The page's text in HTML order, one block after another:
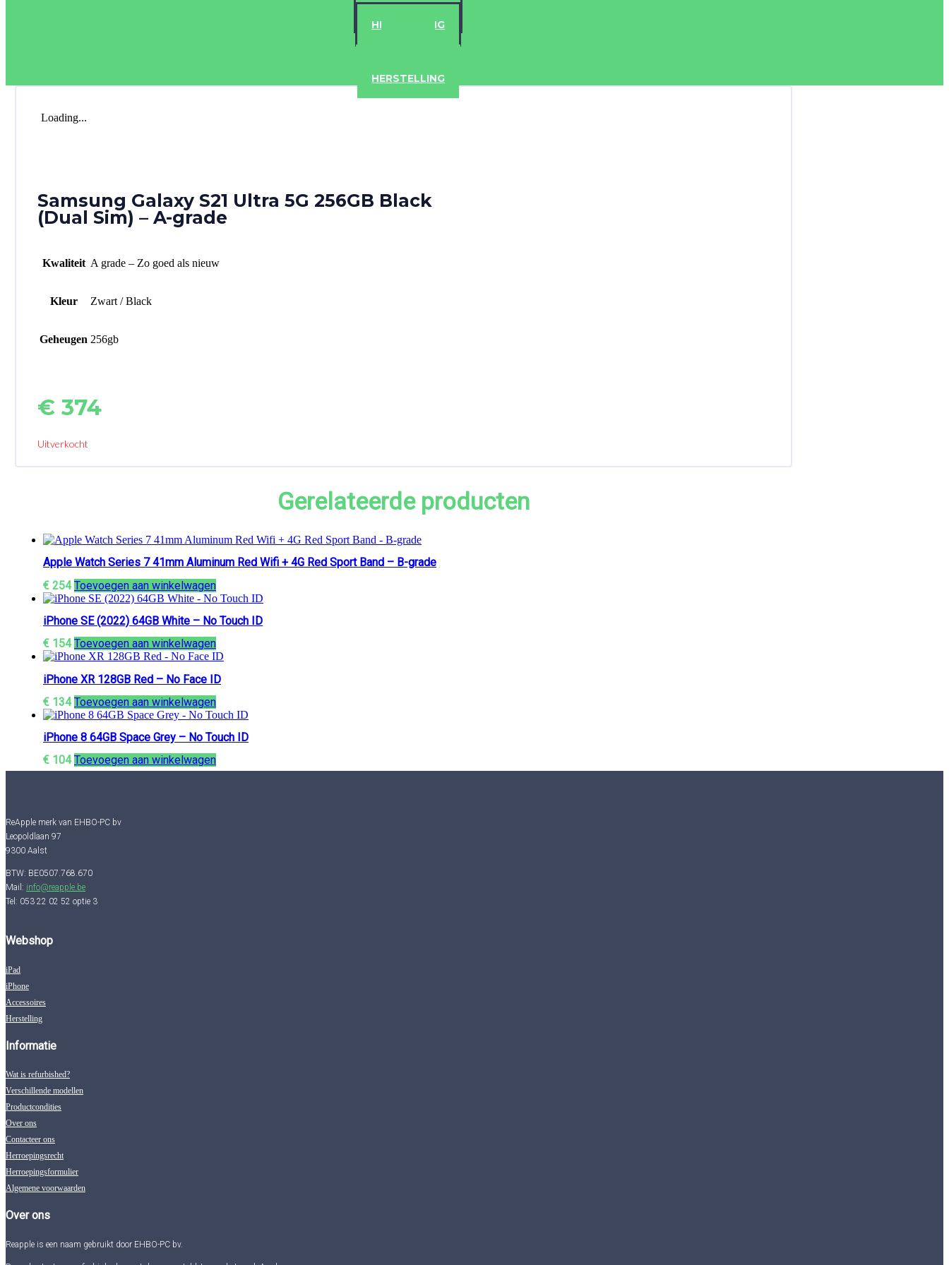
HERSTELLING
HERSTELLING
Loading...
Samsung Galaxy S21 Ultra 5G 256GB Black
(Dual Sim) – A-grade
Kwaliteit A grade – Zo goed als nieuw
Kleur Zwart / Black
Geheugen 256gb
€ 374
Uitverkocht
Gerelateerde producten
Apple Watch Series 7 41mm Aluminum Red Wifi + 4G Red Sport Band – B-grade
€ 254 Toevoegen aan winkelwagen
iPhone SE (2022) 64GB White – No Touch ID
€ 154 Toevoegen aan winkelwagen
iPhone XR 128GB Red – No Face ID
€ 134 Toevoegen aan winkelwagen
iPhone 8 64GB Space Grey – No Touch ID
€ 104 Toevoegen aan winkelwagen
ReApple merk van EHBO-PC bv
Leopoldlaan 97
9300 Aalst
BTW: BE0507.768.670
Mail: info@reapple.be
Tel: 053 22 02 52 optie 3
Webshop
iPad
iPhone
Accessoires
Herstelling
Informatie
Wat is refurbished?
Verschillende modellen
Productcondities
Over ons
Contacteer ons
Herroepingsrecht
Herroepingsformulier
Algemene voorwaarden
Over ons
Reapple is een naam gebruikt door EHBO-PC bv.